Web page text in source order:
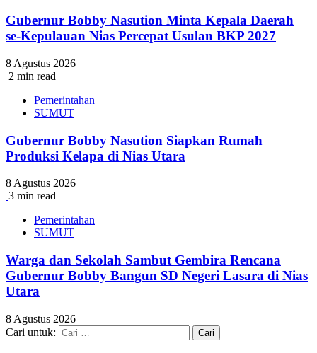
Gubernur Bobby Nasution Minta Kepala Daerah
se-Kepulauan Nias Percepat Usulan BKP 2027
8 Agustus 2026
2 min read
Pemerintahan
SUMUT
Gubernur Bobby Nasution Siapkan Rumah
Produksi Kelapa di Nias Utara
8 Agustus 2026
3 min read
Pemerintahan
SUMUT
Warga dan Sekolah Sambut Gembira Rencana
Gubernur Bobby Bangun SD Negeri Lasara di Nias
Utara
8 Agustus 2026
Cari untuk: